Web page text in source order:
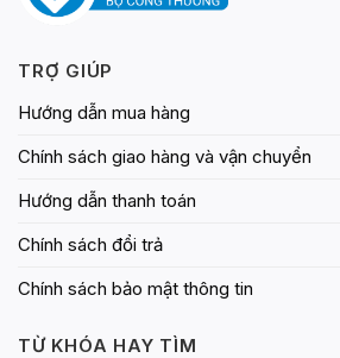
TRỢ GIÚP
Hướng dẫn mua hàng
Chính sách giao hàng và vận chuyển
Hướng dẫn thanh toán
Chính sách đổi trả
Chính sách bảo mật thông tin
TỪ KHÓA HAY TÌM